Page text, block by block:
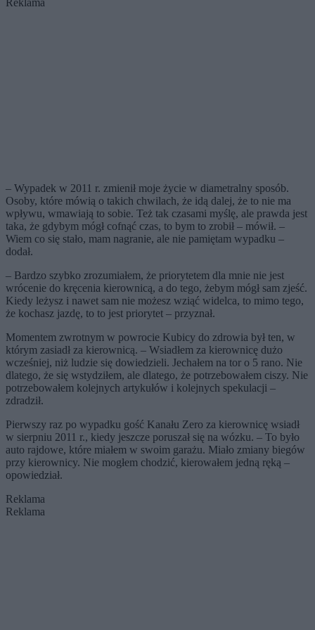
Reklama
– Wypadek w 2011 r. zmienił moje życie w diametralny sposób.
Osoby, które mówią o takich chwilach, że idą dalej, że to nie ma
wpływu, wmawiają to sobie. Też tak czasami myślę, ale prawda jest
taka, że gdybym mógł cofnąć czas, to bym to zrobił – mówił. –
Wiem co się stało, mam nagranie, ale nie pamiętam wypadku –
dodał.
– Bardzo szybko zrozumiałem, że priorytetem dla mnie nie jest
wrócenie do kręcenia kierownicą, a do tego, żebym mógł sam zjeść.
Kiedy leżysz i nawet sam nie możesz wziąć widelca, to mimo tego,
że kochasz jazdę, to to jest priorytet – przyznał.
Momentem zwrotnym w powrocie Kubicy do zdrowia był ten, w
którym zasiadł za kierownicą. – Wsiadłem za kierownicę dużo
wcześniej, niż ludzie się dowiedzieli. Jechałem na tor o 5 rano. Nie
dlatego, że się wstydziłem, ale dlatego, że potrzebowałem ciszy. Nie
potrzebowałem kolejnych artykułów i kolejnych spekulacji –
zdradził.
Pierwszy raz po wypadku gość Kanału Zero za kierownicę wsiadł
w sierpniu 2011 r., kiedy jeszcze poruszał się na wózku. – To było
auto rajdowe, które miałem w swoim garażu. Miało zmiany biegów
przy kierownicy. Nie mogłem chodzić, kierowałem jedną ręką –
opowiedział.
Reklama
Reklama